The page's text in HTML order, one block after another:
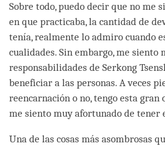
Sobre todo, puedo decir que no me
en que practicaba, la cantidad de
tenía, realmente lo admiro cuando
cualidades. Sin embargo, me siento
responsabilidades de Serkong
beneficiar a las personas. A veces
reencarnación o no, tengo esta gran
me siento muy afortunado de tener
Una de las cosas más asombrosas